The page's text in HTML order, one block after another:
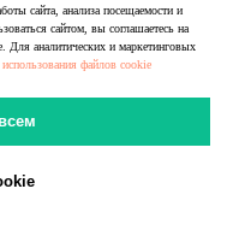
или
для Pinterest?
сайта, анализа посещаемости и
сайтом, вы соглашаетесь на
Для аналитических и маркетинговых
файлов cookie